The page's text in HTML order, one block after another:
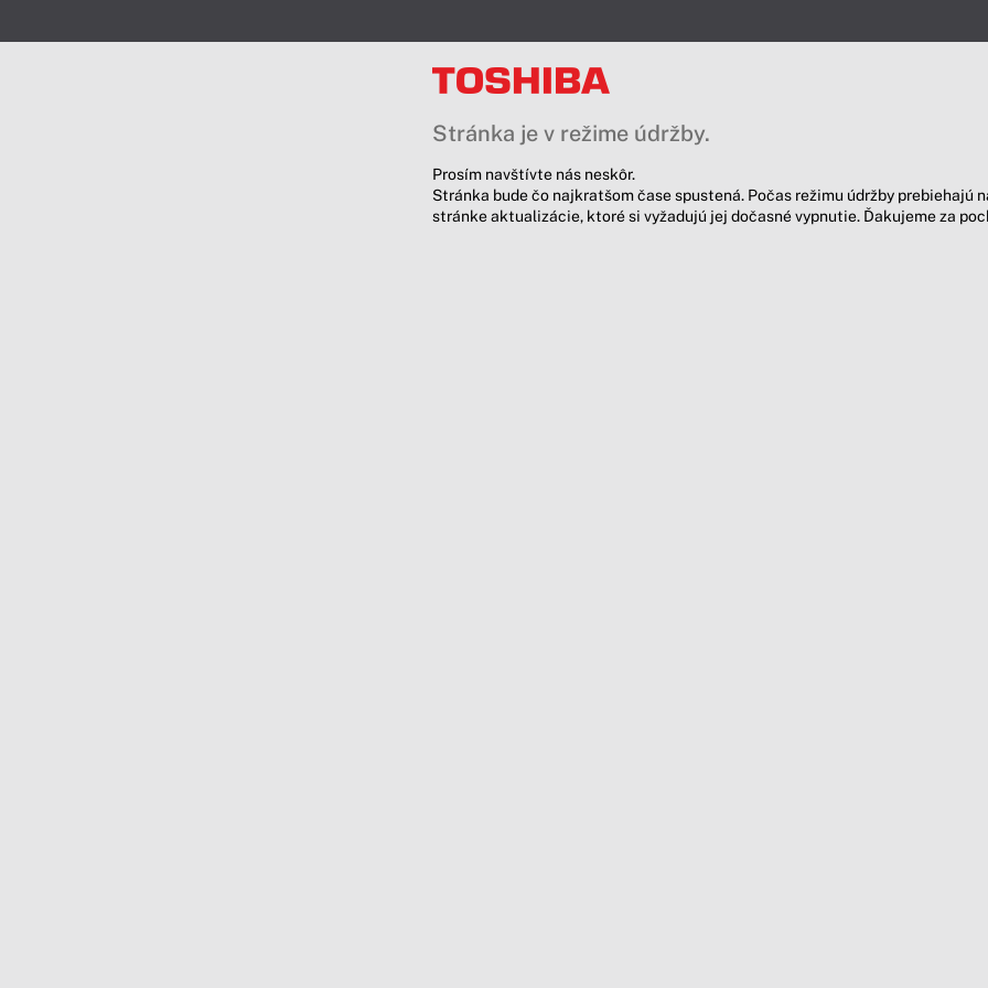
Stránka je v režime údržby.
Prosím navštívte nás neskôr.
Stránka bude čo najkratšom čase spustená. Počas režimu údržby prebiehajú
stránke aktualizácie, ktoré si vyžadujú jej dočasné vypnutie. Ďakujeme za